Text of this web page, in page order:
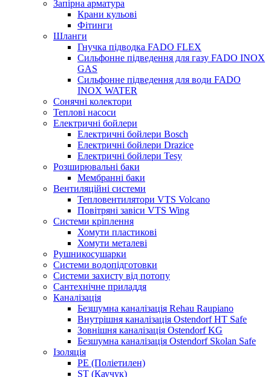
Запірна арматура
Крани кульові
Фітинги
Шланги
Гнучка підводка FADO FLEX
Сильфонне підведення для газу FADO INOX
GAS
Сильфонне підведення для води FADO
INOX WATER
Сонячні колектори
Теплові насоси
Електричні бойлери
Електричні бойлери Bosch
Електричні бойлери Drazice
Електричні бойлери Tesy
Розширювальні баки
Мембранні баки
Вентиляційні системи
Тепловентилятори VTS Volcano
Повітряні завіси VTS Wing
Системи кріплення
Хомути пластикові
Хомути металеві
Рушникосушарки
Системи водопідготовки
Системи захисту від потопу
Сантехнічне приладдя
Каналізація
Безшумна каналізація Rehau Raupiano
Внутрішня каналізація Ostendorf HT Safe
Зовнішня каналізація Ostendorf KG
Безшумна каналізація Ostendorf Skolan Safe
Ізоляція
PE (Поліетилен)
ST (Каучук)